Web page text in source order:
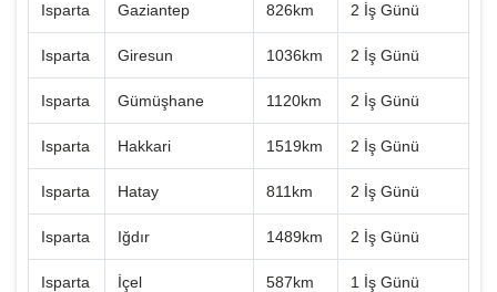
Isparta Gaziantep 826km 2 İş Günü
Isparta Giresun 1036km 2 İş Günü
Isparta Gümüşhane 1120km 2 İş Günü
Isparta Hakkari 1519km 2 İş Günü
Isparta Hatay 811km 2 İş Günü
Isparta Iğdır 1489km 2 İş Günü
Isparta İçel 587km 1 İş Günü